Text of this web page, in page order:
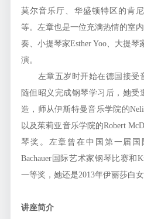
莫尔音乐厅、华盛顿特区的肯
等。左章也是一位充满热情的室
奏、小提琴家Esther Yoo、大提琴
演。
左章五岁时开始在德国接受
随但昭义完成钢琴学习后，她受
造，师从伊斯特曼音乐学院的
以及茱莉亚音乐学院的Robert
琴奖。左章曾在中国第一届国
Bachauer国际艺术家钢琴比赛和
一等奖，她还是2013年伊丽莎白
讲座简介